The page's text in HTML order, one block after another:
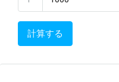
計算する